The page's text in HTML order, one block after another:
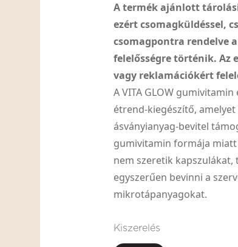
A termék ajánlott
ezért csomagküldéssel,
csomagpontra rendelve
felelősségre történik. Az
vagy reklamációkért
A VITA GLOW
étrend-kiegészítő,
ásványianyag-bevitel
gumivitamin formája miatt
nem szeretik
egyszerűen bevinni a
mikrotápanyagokat.
Kiszerelés